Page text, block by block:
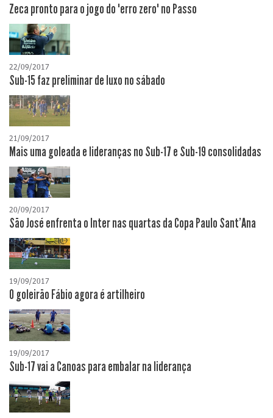
Zeca pronto para o jogo do "erro zero" no Passo
22/09/2017
Sub-15 faz preliminar de luxo no sábado
21/09/2017
Mais uma goleada e lideranças no Sub-17 e Sub-19 consolidadas
20/09/2017
São José enfrenta o Inter nas quartas da Copa Paulo Sant'Ana
19/09/2017
O goleirão Fábio agora é artilheiro
19/09/2017
Sub-17 vai a Canoas para embalar na liderança